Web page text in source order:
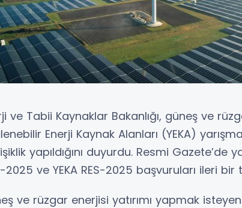
ve Tabii Kaynaklar Bakanlığı, güneş ve
Enerji Kaynak Alanları (YEKA)
yapıldığını duyurdu. Resmi Gazete’de
2025 ve YEKA RES-2025 başvuruları ileri bir
ve rüzgar enerjisi yatırımı yapmak